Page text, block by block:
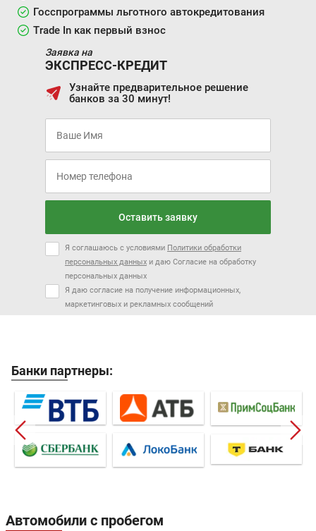
Госспрограммы льготного автокредитования
Trade In как первый взнос
Заявка на
ЭКСПРЕСС-КРЕДИТ
Узнайте предварительное решение
банков за 30 минут!
Оставить заявку
Я соглашаюсь с условиями Политики обработки
персональных данных и даю Согласие на обработку
персональных данных
Я даю согласие на получение информационных,
маркетинговых и рекламных сообщений
Банки партнеры:
Автомобили с пробегом